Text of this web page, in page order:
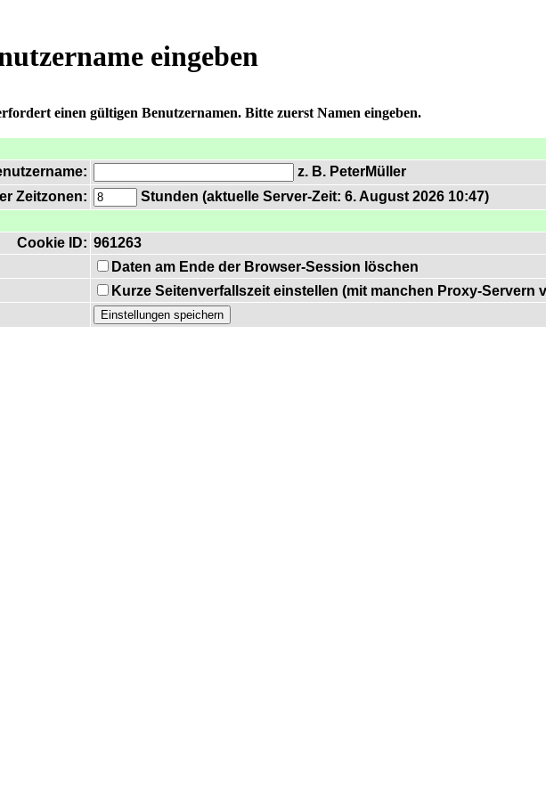
eingeben
einen gültigen Benutzernamen. Bitte zuerst Namen eingeben.
z. B. PeterMüller
Zeitzonen:
Stunden (aktuelle Server-Zeit: 6. August 2026 10:47)
Cookie ID: 961263
Daten am Ende der Browser-Session löschen
Kurze Seitenverfallszeit einstellen (mit manchen Proxy-Servern